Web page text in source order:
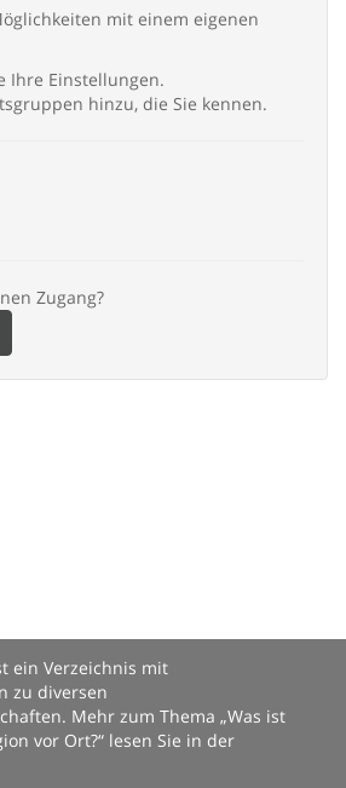
mit einem eigenen
Ihre Einstellungen.
hinzu, die Sie kennen.
Zugang?
ein Verzeichnis mit
zu diversen
Mehr zum Thema „Was ist
vor Ort?“ lesen Sie in der